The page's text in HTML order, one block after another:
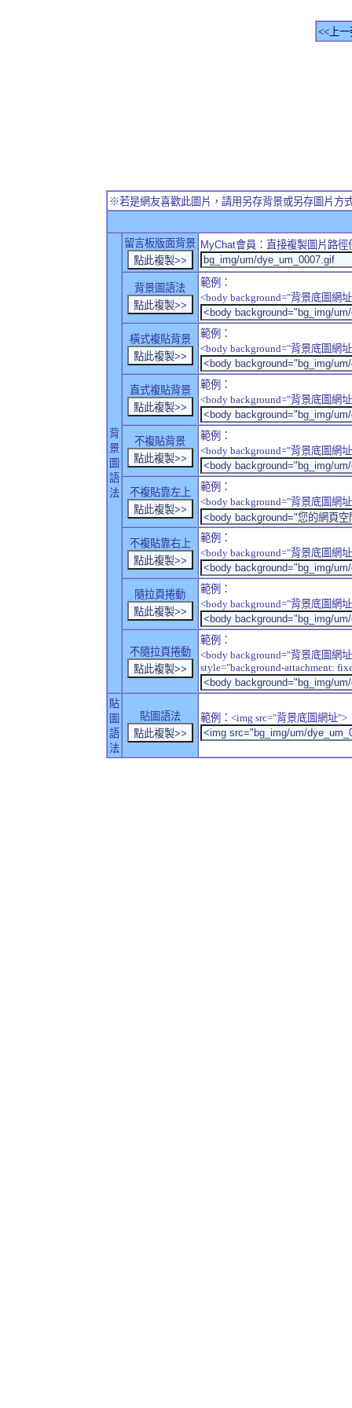
<<上一
※若是網友喜歡此圖片，請用另存背景或另存圖片方
背
景
圖
語
法
留言板版面背景 MyChat會員：直接複製圖片路
背景圖語法
範例：
<body background="背景底圖網
橫式複貼背景
範例：
<body background="背景底圖網
直式複貼背景
範例：
<body background="背景底圖網
不複貼背景
範例：
<body background="背景底圖網
不複貼靠左上
範例：
<body background="背景底圖網
不複貼靠右上
範例：
<body background="背景底圖網
隨拉頁捲動
範例：
<body background="背景底圖網
不隨拉頁捲動
範例：
<body background="背景底圖網
style="background-attachment:
貼
圖
語
法
貼圖語法 範例：<img src="背景底圖網址">